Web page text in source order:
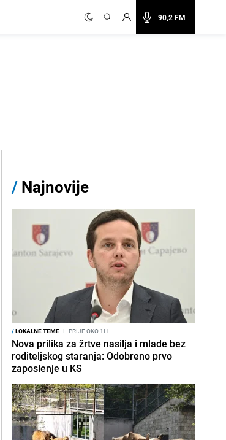
90,2 FM
/ Najnovije
/LOKALNE TEME I PRIJE OKO 1H
Nova prilika za žrtve nasilja i mlade bez
roditeljskog staranja: Odobreno prvo
zaposlenje u KS